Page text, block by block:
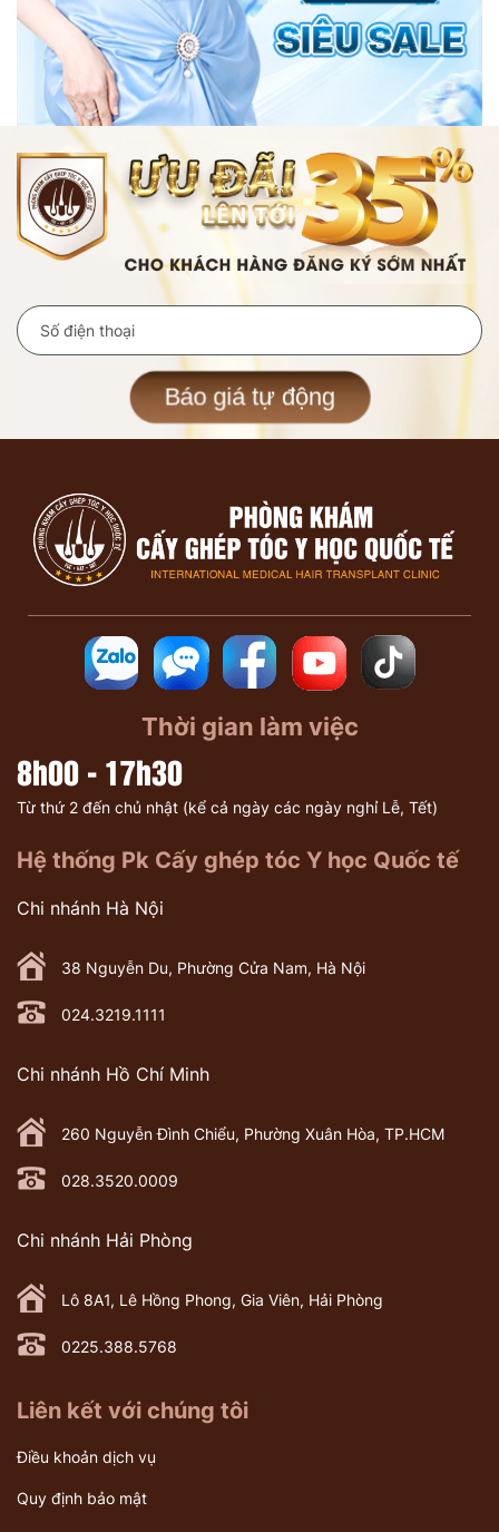
Báo giá tự động
Thời gian làm việc
8h00 - 17h30
Từ thứ 2 đến chủ nhật (kể cả ngày các ngày nghỉ Lễ, Tết)
Hệ thống Pk Cấy ghép tóc Y học Quốc tế
Chi nhánh Hà Nội
38 Nguyễn Du, Phường Cửa Nam, Hà Nội
024.3219.1111
Chi nhánh Hồ Chí Minh
260 Nguyễn Đình Chiểu, Phường Xuân Hòa, TP.HCM
028.3520.0009
Chi nhánh Hải Phòng
Lô 8A1, Lê Hồng Phong, Gia Viên, Hải Phòng
0225.388.5768
Liên kết với chúng tôi
Điều khoản dịch vụ
Quy định bảo mật